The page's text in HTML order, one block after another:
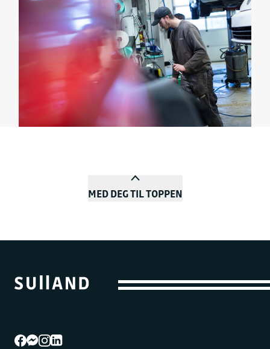
MED DEG TIL TOPPEN